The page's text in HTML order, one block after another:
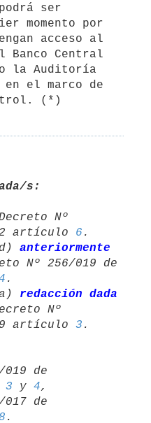
ser
momento por
acceso al
Central
la Auditoría
el marco de
(*)
s:
Nº
artículo 6 .
anteriormente
Nº 256/019 de
.
redacción dada
Nº
artículo 3
3 y 4,